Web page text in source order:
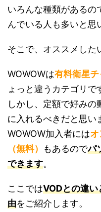
いろんな種類があるの
んでいる人も多いと思
そこで、オススメした
WOWOWは有料衛星
ょっと違うカテゴリで
しかし、定額で好み
に入れるべきだと思い
WOWOW加入者には
（無料）
もあるのでパ
できます。
ここではVODとの違
由をご紹介します。